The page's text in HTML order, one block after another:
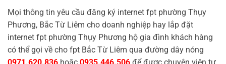
Mọi thông tin yêu cầu đăng ký internet fpt phường Thụy
Phương, Bắc Từ Liêm cho doanh nghiệp hay lắp đặt
internet fpt phường Thụy Phương hộ gia đình khách hàng
có thể gọi về cho fpt Bắc Từ Liêm qua đường dây nóng